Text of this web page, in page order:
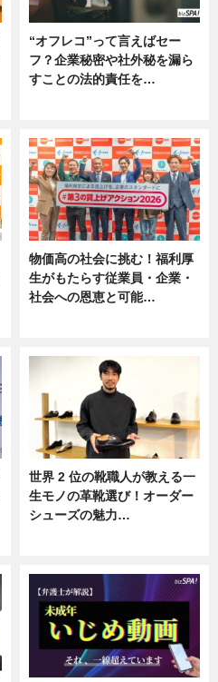
“オフレコ”って言えばセー
フ？企業秘密や社外秘を漏ら
すことの法的責任を…
物価高の社会に挑む！福利厚
生がもたらす従業員・企業・
社会への恩恵と可能…
世界 2 位の靴職人が教える一
生モノの革靴選び！オーダー
シューズの魅力…